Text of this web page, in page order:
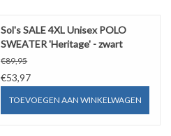
Sol's SALE 4XL Unisex POLO
SWEATER 'Heritage' - zwart
€89,95
€53,97
TOEVOEGEN AAN WINKELWAGEN